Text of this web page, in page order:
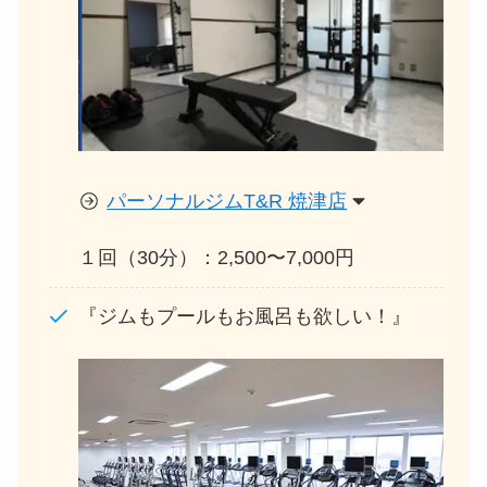
パーソナルジムT&R 焼津店
１回（30分）：2,500〜7,000円
『ジムもプールもお風呂も欲しい！』